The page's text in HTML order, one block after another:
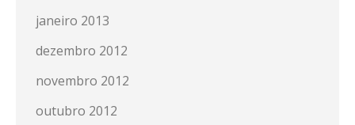
janeiro 2013
dezembro 2012
novembro 2012
outubro 2012